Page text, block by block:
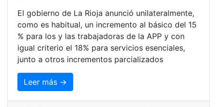
El gobierno de La Rioja anunció unilateralmente,
como es habitual, un incremento al básico del 15
% para los y las trabajadoras de la APP y con
igual criterio el 18% para servicios esenciales,
junto a otros incrementos parcializados
Leer más →